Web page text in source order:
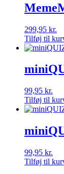
299,95 kr.
Tilføj til
99,95 kr.
Tilføj til
99,95 kr.
Tilføj til